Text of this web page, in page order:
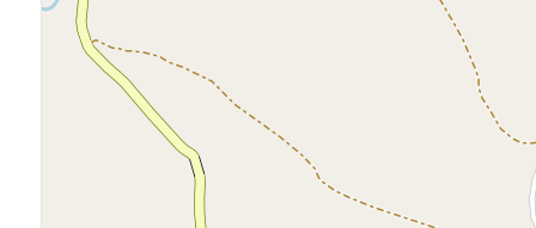
minime
Qualsiasi